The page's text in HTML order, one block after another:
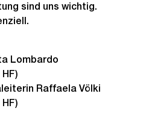
sind uns wichtig.
Lombardo
Raffaela Völki